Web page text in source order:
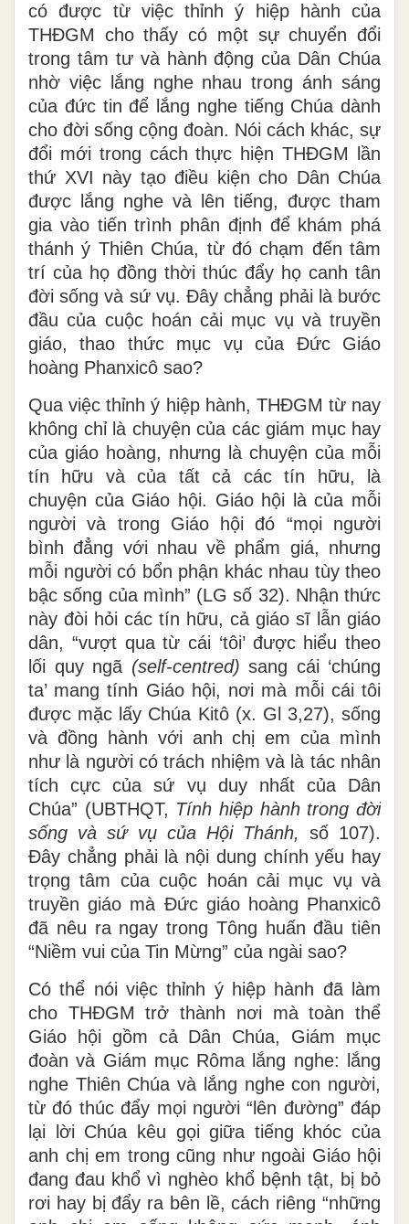
có được từ việc thỉnh ý hiệp hành của
THĐGM cho thấy có một sự chuyển đổi
trong tâm tư và hành động của Dân Chúa
nhờ việc lắng nghe nhau trong ánh sáng
của đức tin để lắng nghe tiếng Chúa dành
cho đời sống cộng đoàn. Nói cách khác, sự
đổi mới trong cách thực hiện THĐGM lần
thứ XVI này tạo điều kiện cho Dân Chúa
được lắng nghe và lên tiếng, được tham
gia vào tiến trình phân định để khám phá
thánh ý Thiên Chúa, từ đó chạm đến tâm
trí của họ đồng thời thúc đẩy họ canh tân
đời sống và sứ vụ. Đây chẳng phải là bước
đầu của cuộc hoán cải mục vụ và truyền
giáo, thao thức mục vụ của Đức Giáo
hoàng Phanxicô sao?
Qua việc thỉnh ý hiệp hành, THĐGM từ nay
không chỉ là chuyện của các giám mục hay
của giáo hoàng, nhưng là chuyện của mỗi
tín hữu và của tất cả các tín hữu, là
chuyện của Giáo hội. Giáo hội là của mỗi
người và trong Giáo hội đó “mọi người
bình đẳng với nhau về phẩm giá, nhưng
mỗi người có bổn phận khác nhau tùy theo
bậc sống của mình” (LG số 32). Nhận thức
này đòi hỏi các tín hữu, cả giáo sĩ lẫn giáo
dân, “vượt qua từ cái ‘tôi’ được hiểu theo
lối quy ngã (self-centred) sang cái ‘chúng
ta’ mang tính Giáo hội, nơi mà mỗi cái tôi
được mặc lấy Chúa Kitô (x. Gl 3,27), sống
và đồng hành với anh chị em của mình
như là người có trách nhiệm và là tác nhân
tích cực của sứ vụ duy nhất của Dân
Chúa” (UBTHQT, Tính hiệp hành trong đời
sống và sứ vụ của Hội Thánh, số 107).
Đây chẳng phải là nội dung chính yếu hay
trọng tâm của cuộc hoán cải mục vụ và
truyền giáo mà Đức giáo hoàng Phanxicô
đã nêu ra ngay trong Tông huấn đầu tiên
“Niềm vui của Tin Mừng” của ngài sao?
Có thể nói việc thỉnh ý hiệp hành đã làm
cho THĐGM trở thành nơi mà toàn thể
Giáo hội gồm cả Dân Chúa, Giám mục
đoàn và Giám mục Rôma lắng nghe: lắng
nghe Thiên Chúa và lắng nghe con người,
từ đó thúc đẩy mọi người “lên đường” đáp
lại lời Chúa kêu gọi giữa tiếng khóc của
anh chị em trong cũng như ngoài Giáo hội
đang đau khổ vì nghèo khổ bệnh tật, bị bỏ
rơi hay bị đẩy ra bên lề, cách riêng “những